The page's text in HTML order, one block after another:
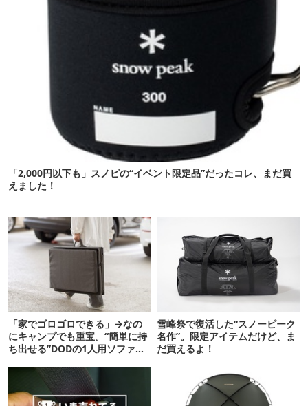
「2,000円以下も」スノピの“イベント限定品”だったコレ、まだ買
えました！
「家でゴロゴロできる」→なの
にキャンプでも重宝。“簡単に持
ち出せる”DODの1人用ソファが
雪峰祭で復活した“スノーピーク
名作”。限定アイテムだけど、ま
だ買えるよ！